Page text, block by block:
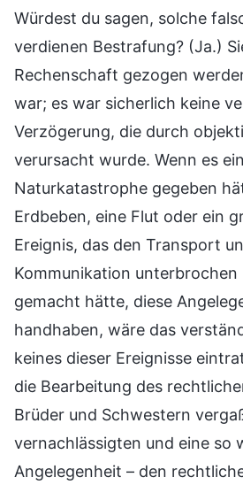
Würdest du sagen, solche
verdienen Bestrafung? (Ja.)
Rechenschaft gezogen
war; es war sicherlich keine
Verzögerung, die durch
verursacht wurde. Wenn es
Naturkatastrophe gegeben
Erdbeben, eine Flut oder ein
Ereignis, das den Transport
Kommunikation unterbrochen
gemacht hätte, diese
handhaben, wäre das
keines dieser Ereignisse
die Bearbeitung des
Brüder und Schwestern
vernachlässigten und eine so
Angelegenheit – den